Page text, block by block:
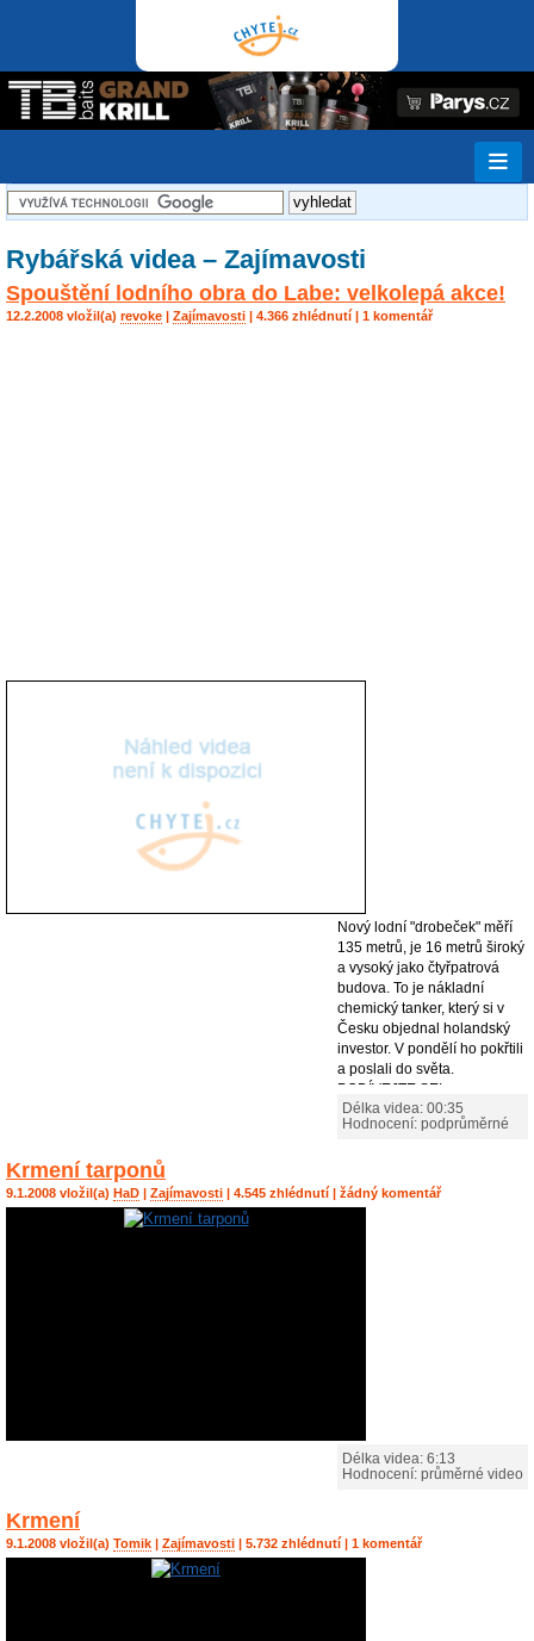
Rybářská videa – Zajímavosti
Spouštění lodního obra do Labe: velkolepá akce!
12.2.2008 vložil(a) revoke | Zajímavosti | 4.366 zhlédnutí | 1 komentář
Nový lodní "drobeček" měří
135 metrů, je 16 metrů široký
a vysoký jako čtyřpatrová
budova. To je nákladní
chemický tanker, který si v
Česku objednal holandský
investor. V pondělí ho pokřtili
a poslali do světa.
Délka videa: 00:35
Hodnocení: podprůměrné
Krmení tarponů
9.1.2008 vložil(a) HaD | Zajímavosti | 4.545 zhlédnutí | žádný komentář
Délka videa: 6:13
Hodnocení: průměrné video
Krmení
9.1.2008 vložil(a) Tomik | Zajímavosti | 5.732 zhlédnutí | 1 komentář